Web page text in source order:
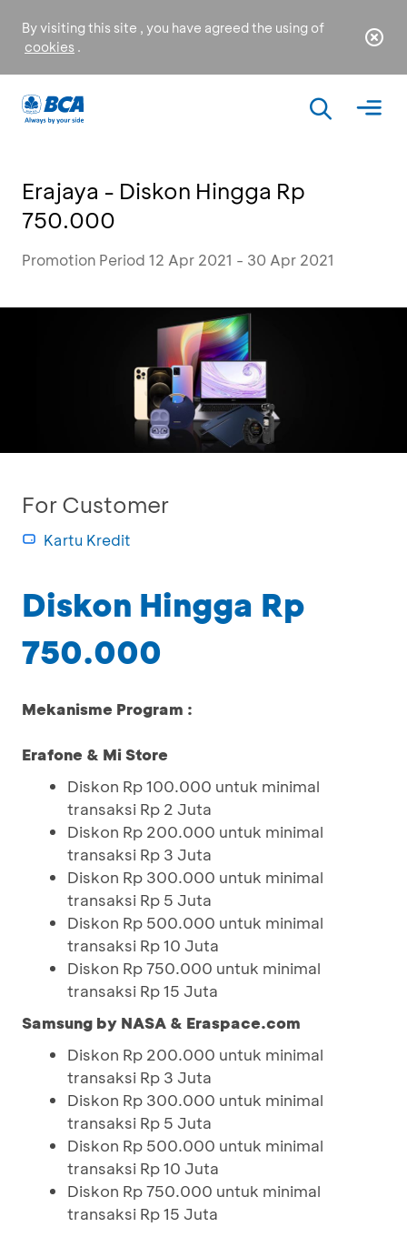
By visiting this site , you have agreed the using of
cookies .
Erajaya - Diskon Hingga Rp
750.000
Promotion Period 12 Apr 2021 - 30 Apr 2021
For Customer
Kartu Kredit
Diskon Hingga Rp
750.000
Mekanisme Program :
Erafone & Mi Store
Diskon Rp 100.000 untuk minimal
transaksi Rp 2 Juta
Diskon Rp 200.000 untuk minimal
transaksi Rp 3 Juta
Diskon Rp 300.000 untuk minimal
transaksi Rp 5 Juta
Diskon Rp 500.000 untuk minimal
transaksi Rp 10 Juta
Diskon Rp 750.000 untuk minimal
transaksi Rp 15 Juta
Samsung by NASA & Eraspace.com
Diskon Rp 200.000 untuk minimal
transaksi Rp 3 Juta
Diskon Rp 300.000 untuk minimal
transaksi Rp 5 Juta
Diskon Rp 500.000 untuk minimal
transaksi Rp 10 Juta
Diskon Rp 750.000 untuk minimal
transaksi Rp 15 Juta